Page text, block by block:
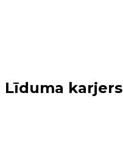
Līduma karjers